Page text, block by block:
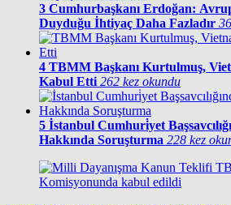
3 Cumhurbaşkanı Erdoğan:
Duyduğu İhtiyaç Daha Fazladır
4 TBMM Başkanı Kurtulmuş,
Kabul Etti 262 kez okundu
5 İstanbul Cumhuri̇yet
Hakkında Soruşturma 228 kez